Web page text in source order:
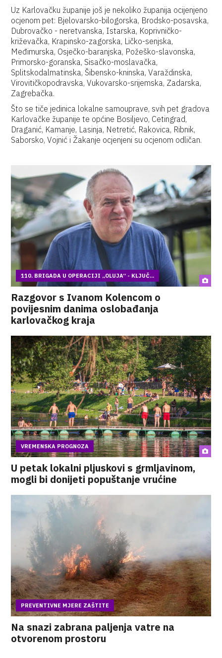
Uz Karlovačku županije još je nekoliko županija ocijenjeno
ocjenom pet: Bjelovarsko-bilogorska, Brodsko-posavska,
Dubrovačko - neretvanska, Istarska, Koprivničko-
križevačka, Krapinsko-zagorska, Ličko-senjska,
Međimurska, Osječko-baranjska, Požeško-slavonska,
Primorsko-goranska, Sisačko-moslavačka,
Splitskodalmatinska, Šibensko-kninska, Varaždinska,
Virovitičkopodravska, Vukovarsko-srijemska, Zadarska,
Zagrebačka.
Što se tiče jedinica lokalne samouprave, svih pet gradova
Karlovačke županije te općine Bosiljevo, Cetingrad,
Draganić, Kamanje, Lasinja, Netretić, Rakovica, Ribnik,
Saborsko, Vojnić i Žakanje ocjenjeni su ocjenom odličan.
110. BRIGADA U OPERACIJI „OLUJA“ - KLJUČ...
Razgovor s Ivanom Kolencom o
povijesnim danima oslobađanja
karlovačkog kraja
VREMENSKA PROGNOZA
U petak lokalni pljuskovi s grmljavinom,
mogli bi donijeti popuštanje vrućine
PREVENTIVNE MJERE ZAŠTITE
Na snazi zabrana paljenja vatre na
otvorenom prostoru